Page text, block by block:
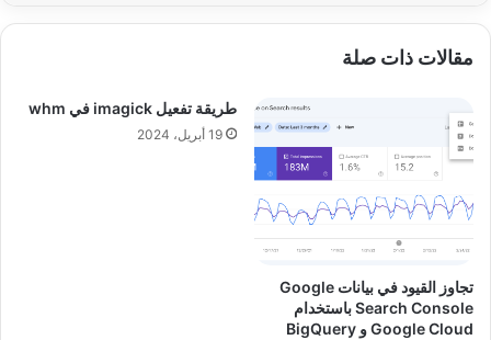
مقالات ذات صلة
تجاوز القيود في بيانات Google
Search Console باستخدام
Google Cloud و BigQuery
طريقة تفعيل imagick في whm
19 أبريل، 2024